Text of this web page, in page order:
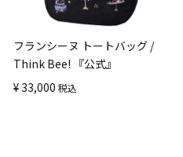
フランシーヌ トートバッグ /
Think Bee! 『公式』
¥33,000 税込